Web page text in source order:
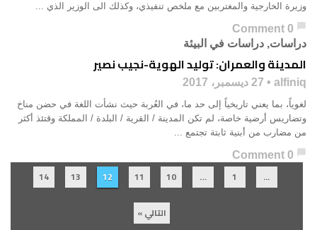
وزيرة الخارجية والمغتربين مع ملخص تنفيذي، وكذلك الى الوزير الذي ...
chat_bubble
0 Comment
دراسات, دراسات في البيئة
المدينة والعمران: توليد الهوية-نجيب نصير
alfiniq 27 ديسمبر، 2017
لغوياً، بما يعني تاريخياً إلى حد ما، في العُربة حيث نشأت اللغة في حضن مناخ
وتضاريس أرضية خاصة، لم تكن المدينة / القرية / البلدة / المملكة وقتئذ أكثر
من مضارب من أبنية ثابتة تجتمع ...
chat_bubble
0 Comment
...
1
…
10
11
12
13
14
التالي »